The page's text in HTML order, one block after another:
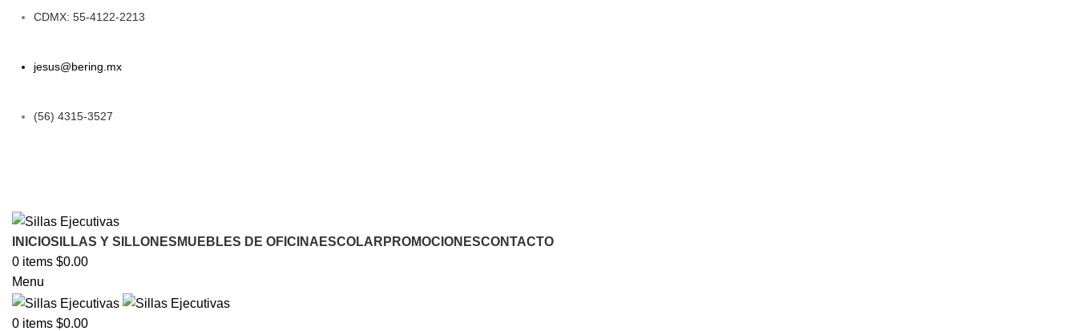
CDMX: 55-4122-2213
jesus@bering.mx
(56) 4315-3527
INICIOSILLAS Y SILLONES MUEBLES DE OFICINA ESCOLAR PROMOCIONESCONTACTO
0 items $0.00
Menu
0 items $0.00